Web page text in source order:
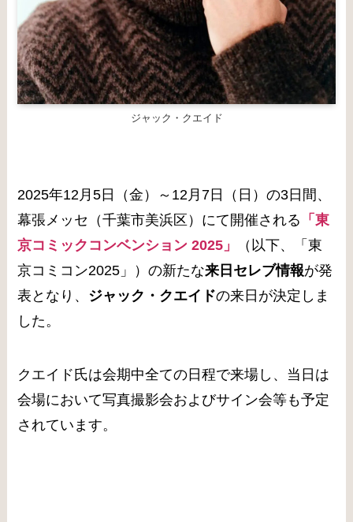
ジャック・クエイド
2025年12月5日（金）～12月7日（日）の3日間、
幕張メッセ（千葉市美浜区）にて開催される 「東
京コミックコンベンション 2025」
（以下、「東
京コミコン2025」）の新たな来日セレブ情報が発
表となり、 ジャック・クエイドの来日が決定しま
した。
クエイド氏は会期中全ての日程で来場し、当日は
会場において写真撮影会およびサイン会等も予定
されています。